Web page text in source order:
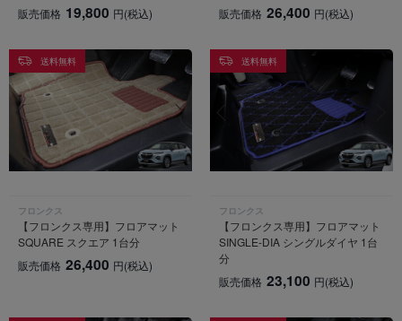
販売価格 19,800 円(税込)
販売価格 26,400 円(税込)
送料無料
フロンクス
【フロンクス専用】フロアマット
SQUARE スクエア 1台分
販売価格 26,400 円(税込)
送料無料
フロンクス
【フロンクス専用】フロアマット
SINGLE-DIA シングルダイヤ 1台
分
販売価格 23,100 円(税込)